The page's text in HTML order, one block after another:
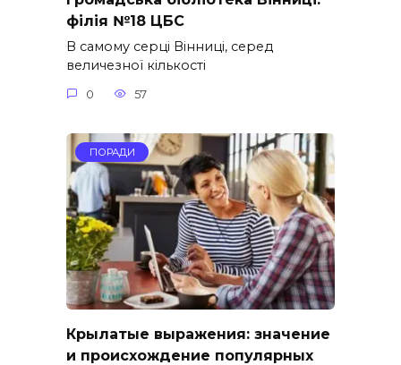
філія №18 ЦБС
В самому серці Вінниці, серед
величезної кількості
0 57
ПОРАДИ
Крылатые выражения: значение
и происхождение популярных